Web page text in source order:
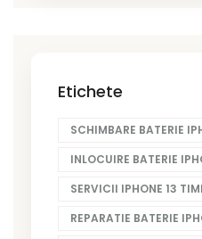
Etichete
SCHIMBARE BATERIE
INLOCUIRE BATERIE
SERVICII IPHONE 13
REPARATIE BATERIE